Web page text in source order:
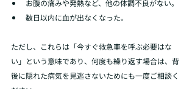
お腹の痛みや発熱など、他の体調不良がない。
数日以内に血が出なくなった。
ただし、これらは「今すぐ救急車を呼ぶ必要はな
い」という意味であり、何度も繰り返す場合は、背
後に隠れた病気を見逃さないためにも一度ご相談く